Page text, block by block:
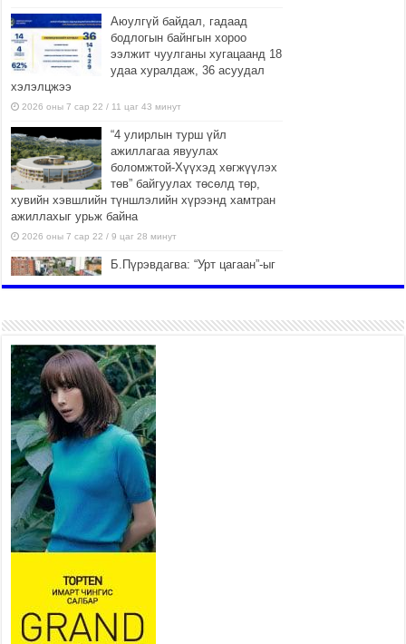
Аюулгүй байдал, гадаад
бодлогын байнгын хороо
ээлжит чуулганы хугацаанд 18
удаа хуралдаж, 36 асуудал
хэлэлцжээ
2026 оны 7 сар 22 / 11 цаг 43 минут
“4 улирлын турш үйл
ажиллагаа явуулах
боломжтой-Хүүхэд хөгжүүлэх
төв” байгуулах төсөлд төр,
хувийн хэвшлийн түншлэлийн хүрээнд хамтран
ажиллахыг урьж байна
2026 оны 7 сар 22 / 9 цаг 28 минут
Б.Пүрэвдагва: “Урт цагаан”-ыг
2026 оны 7 сар 21 / 16 цаг 47 минут
Тусгай замын автобус /BRT/
төслийн удирдах хорооны
ээлжит хуралдаан боллоо
2026 оны 7 сар 21 / 16 цаг 43 минут
Ерөнхий сайд Н.Учрал БНХАУ-аас Монгол Улсад
суугаа Элчин сайд Шэнь Миньжюанийг хүлээн
авч уулзав
2026 оны 7 сар 21 / 16 цаг 39 минут
БҮГД НАЙРАМДАХ ТАЖИКИСТАН УЛСТАЙ
ЭДИЙН ЗАСГИЙН ХАМТЫН АЖИЛЛАГААГ
ӨРГӨЖҮҮЛНЭ
2026 оны 7 сар 21 / 16 цаг 34 минут
26,992 суралцагч хотхоны бага сургуульд, 8100
суралцагч төрөлжсөн ахлах сургуульд
суралцана